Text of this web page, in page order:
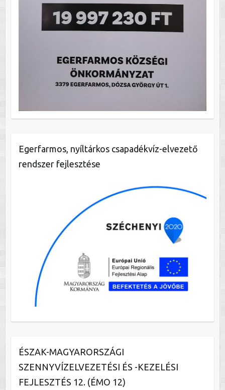
Egerfarmos, nyíltárkos csapadékvíz-elvezető
rendszer fejlesztése
ÉSZAK-MAGYARORSZÁGI
SZENNYVÍZELVEZETÉSI ÉS -KEZELÉSI
FEJLESZTÉS 12. (ÉMO 12)